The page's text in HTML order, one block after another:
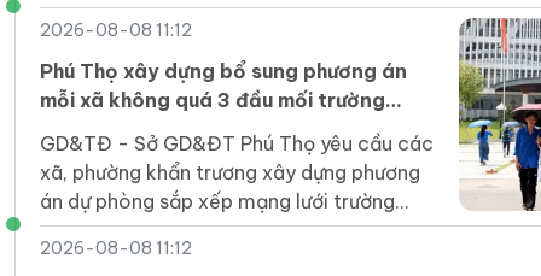
người chăm sóc.
2026-08-08 11:12
Phú Thọ xây dựng bổ sung phương án
mỗi xã không quá 3 đầu mối trường
GD&TĐ - Sở GD&ĐT Phú Thọ yêu cầu các
xã, phường khẩn trương xây dựng phương
án dự phòng sắp xếp mạng lưới trường
học.
2026-08-08 11:12